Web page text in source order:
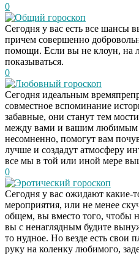
0
Общий гороскоп
Сегодня у вас есть все шансы
причем совершенно
помощи. Если вы не клоун, на
показываться.
0
Любовный гороскоп
Сегодня идеальным
совместное вспоминание
забавные, они станут тем
между вами и вашим любимым
несомненно, помогут вам
лучше и создадут атмосферу
все мы в той или иной мере
0
Эротический гороскоп
Сегодня у вас ожидают какие-
мероприятия, или не менее
общем, вы вместо того, чтобы
вы с ненаглядным будите
то нудное. Но везде есть свои
руку на коленку любимого,